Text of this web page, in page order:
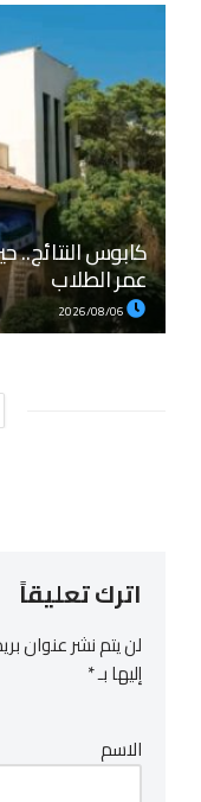
عمر الطلاب
اترك تعليقاً
لن يتم نشر عنوان
إليها بـ*
الاسم